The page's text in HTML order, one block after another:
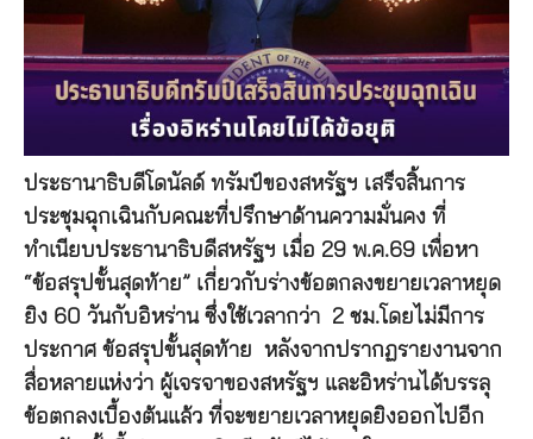
ประธานาธิบดีโดนัลด์ ทรัมป์ของสหรัฐฯ เสร็จสิ้นการ
ประชุมฉุกเฉินกับคณะที่ปรึกษาด้านความมั่นคง ที่
ทำเนียบประธานาธิบดีสหรัฐฯ เมื่อ 29 พ.ค.69 เพื่อหา
“ข้อสรุปขั้นสุดท้าย” เกี่ยวกับร่างข้อตกลงขยายเวลาหยุด
ยิง 60 วันกับอิหร่าน ซึ่งใช้เวลากว่า 2 ชม.โดยไม่มีการ
ประกาศ ข้อสรุปขั้นสุดท้าย หลังจากปรากฏรายงานจาก
สื่อหลายแห่งว่า ผู้เจรจาของสหรัฐฯ และอิหร่านได้บรรลุ
ข้อตกลงเบื้องต้นแล้ว ที่จะขยายเวลาหยุดยิงออกไปอีก